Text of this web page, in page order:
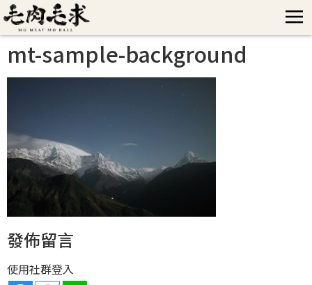
mt-sample-background
發佈留言
使用社群登入